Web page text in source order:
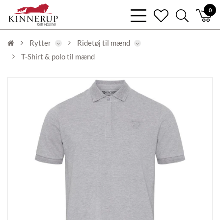
0
bars
light
heart
search
light
Rytter
Ridetøj til mænd
T-Shirt & polo til mænd